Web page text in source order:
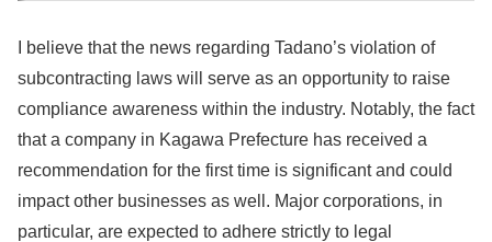
I believe that the news regarding Tadano’s violation of
subcontracting laws will serve as an opportunity to raise
compliance awareness within the industry. Notably, the fact
that a company in Kagawa Prefecture has received a
recommendation for the first time is significant and could
impact other businesses as well. Major corporations, in
particular, are expected to adhere strictly to legal